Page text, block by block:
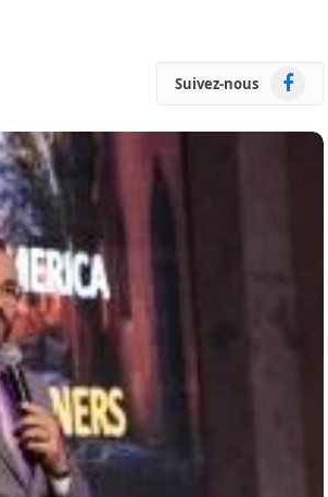
Suivez-nous Facebook